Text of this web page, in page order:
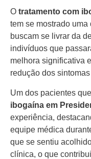
O tratamento com
tem se mostrado
buscam se livrar da
indivíduos que
melhora significativa
redução dos
Um dos pacientes
ibogaína em
experiência,
equipe médica
que se sentiu
clínica, o que